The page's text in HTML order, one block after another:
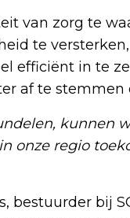
van zorg te
te versterken,
efficiënt in te
af te
kunnen
onze regio
bestuurder bij